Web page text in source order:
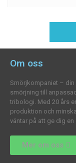
Om oss
Smörjkompaniet – din
smörjning till
tribologi. Med 20 års
produktion och
väntar på att ge dig
Mer om oss